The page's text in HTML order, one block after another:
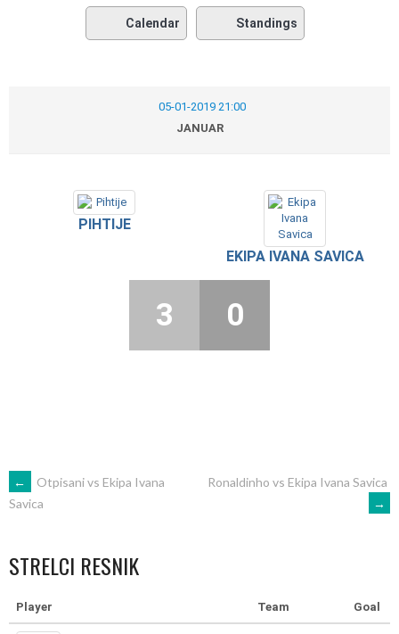
Calendar Standings
05-01-2019 21:00
JANUAR
PIHTIJE
EKIPA IVANA SAVICA
3 0
POST
←
Otpisani vs Ekipa Ivana
Savica
Ronaldinho vs Ekipa Ivana Savica
→
STRELCI RESNIK
Player Team Goal